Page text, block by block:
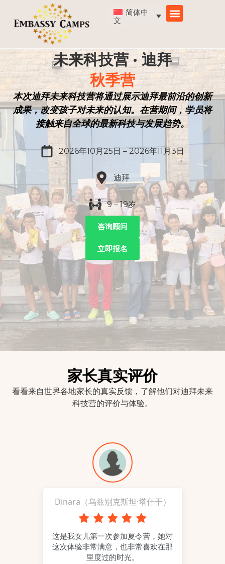
简体中
文
未来科技营 · 迪拜
秋季营
本次迪拜未来科技营将通过展示迪拜最前沿的创新
成果，改变孩子对未来的认知。在营期间，学员将
接触来自全球的最新科技与发展趋势。
2026年10月25日 – 2026年11月3日
迪拜
9 – 19岁
咨询顾问
立即报名
家长真实评价
看看来自世界各地家长的真实反馈，了解他们对迪拜未来
科技营的评价与体验。
Dinara（乌兹别克斯坦·塔什干）
这是我女儿第一次参加夏令营，她对
这次体验非常满意，也非常喜欢在那
里度过的时光。